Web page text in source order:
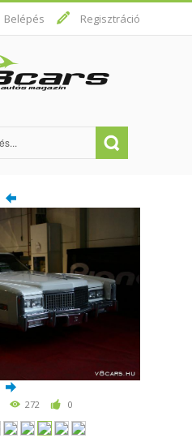
Belépés Regisztráció
272 0